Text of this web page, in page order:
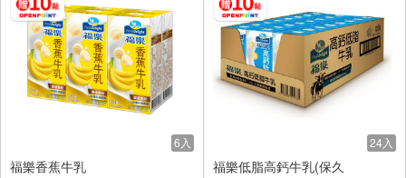
6入
福樂香蕉牛乳
24入
福樂低脂高鈣牛乳(保久